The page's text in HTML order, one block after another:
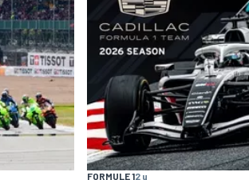
FORMULE 12 u